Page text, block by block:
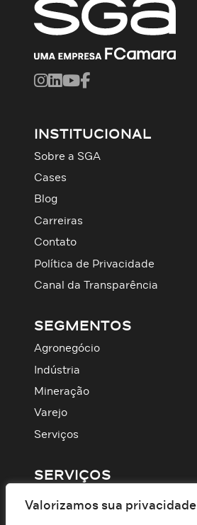
Valorizamos sua privacidade
INSTITUCIONAL
Sobre a SGA
Cases
Blog
Carreiras
Contato
Política de Privacidade
Canal da Transparência
SEGMENTOS
Agronegócio
Indústria
Mineração
Varejo
Serviços
SERVIÇOS
Infraestrutura